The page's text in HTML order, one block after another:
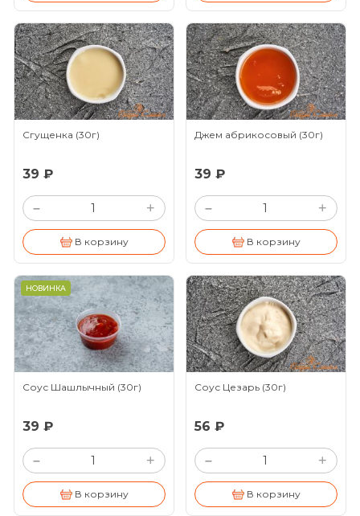
Сгущенка (30г)
39 ₽
– +
В корзину
Джем абрикосовый (30г)
39 ₽
– +
В корзину
НОВИНКА
Соус Шашлычный (30г)
39 ₽
– +
В корзину
Соус Цезарь (30г)
56 ₽
– +
В корзину